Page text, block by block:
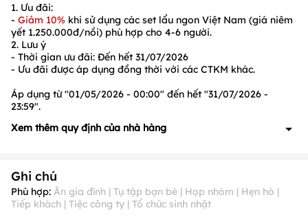
1. Ưu đãi:
- Giảm 10% khi sử dụng các set lẩu ngon Việt Nam (giá niêm
yết 1.250.000đ/nồi) phù hợp cho 4-6 người.
2. Lưu ý
- Thời gian ưu đãi: Đến hết 31/07/2026
- Ưu đãi được áp dụng đồng thời với các CTKM khác.
Áp dụng từ "01/05/2026 - 00:00" đến hết "31/07/2026 -
23:59".
Xem thêm quy định của nhà hàng
liên hệ để biết chi tiết.
2. Quy định về ưu đãi: Có, cụ thể như sau:
- Các ưu đãi được áp dụng đồng thời với nhau nhưng không
Ghi chú
Phù hợp: Ăn gia đình | Tụ tập bạn bè | Họp nhóm | Hẹn hò |
Tiếp khách | Tiệc công ty | Tổ chức sinh nhật